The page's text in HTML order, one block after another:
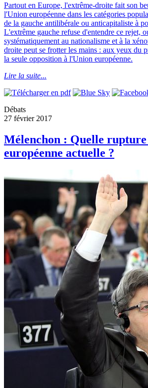
Partout en Europe, l'extrême-droite fait son
l'Union européenne dans les catégories
de la gauche antilibérale ou anticapitaliste à
L'extrême gauche refuse d'entendre ce rejet,
systématiquement au nationalisme et à la
droite peut se frotter les mains : aux yeux du
la seule opposition à l'Union européenne.
Lire la suite...
Débats
27 février 2017
Mélenchon : Quelle rupture
européenne actuelle ?